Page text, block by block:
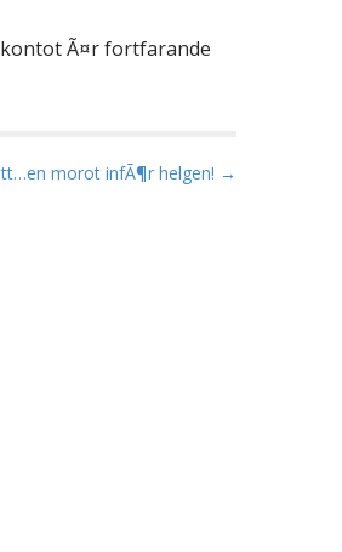
Ã¤r fortfarande
morot infÃ¶r helgen! →